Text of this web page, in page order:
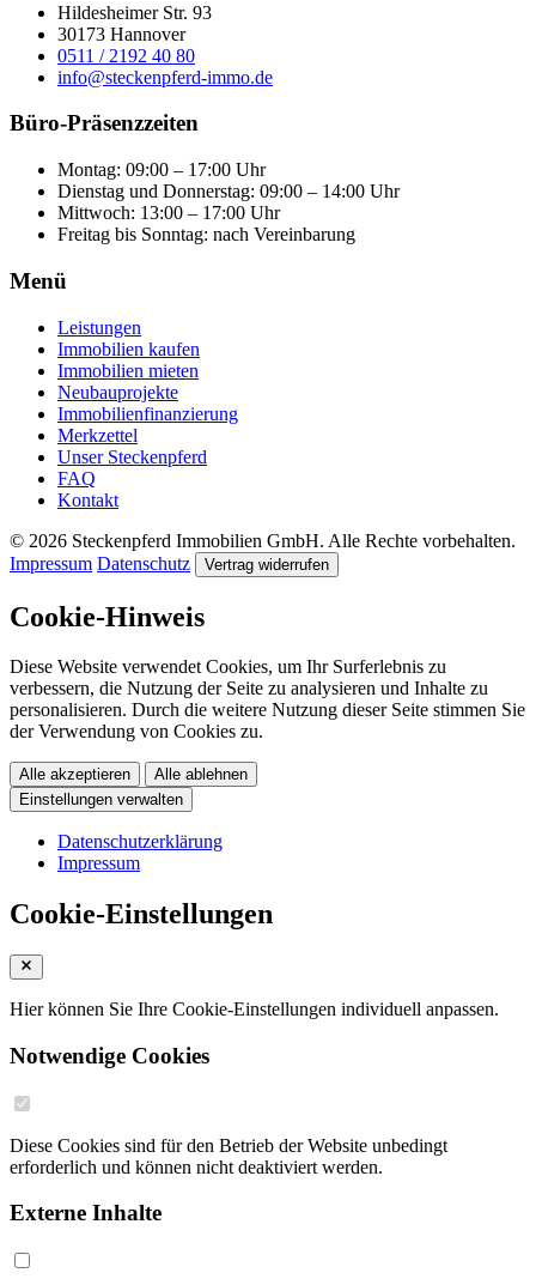
Hildesheimer Str. 93
30173 Hannover
0511 / 2192 40 80
info@steckenpferd-immo.de
Büro-Präsenzzeiten
Montag: 09:00 – 17:00 Uhr
Dienstag und Donnerstag: 09:00 – 14:00 Uhr
Mittwoch: 13:00 – 17:00 Uhr
Freitag bis Sonntag: nach Vereinbarung
Menü
Leistungen
Immobilien kaufen
Immobilien mieten
Neubauprojekte
Immobilienfinanzierung
Merkzettel
Unser Steckenpferd
FAQ
Kontakt
© 2026 Steckenpferd Immobilien GmbH. Alle Rechte vorbehalten.
Impressum Datenschutz Vertrag widerrufen
Cookie-Hinweis
Diese Website verwendet Cookies, um Ihr Surferlebnis zu
verbessern, die Nutzung der Seite zu analysieren und Inhalte zu
personalisieren. Durch die weitere Nutzung dieser Seite stimmen Sie
der Verwendung von Cookies zu.
Alle akzeptieren
Alle ablehnen
Einstellungen verwalten
Datenschutzerklärung
Impressum
Cookie-Einstellungen
Hier können Sie Ihre Cookie-Einstellungen individuell anpassen.
Notwendige Cookies
Diese Cookies sind für den Betrieb der Website unbedingt
erforderlich und können nicht deaktiviert werden.
Externe Inhalte